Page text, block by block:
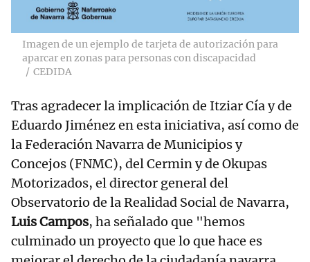
Imagen de un ejemplo de tarjeta de autorización para
aparcar en zonas para personas con discapacidad
CEDIDA
Tras agradecer la implicación de Itziar Cía y de
Eduardo Jiménez en esta iniciativa, así como de
la Federación Navarra de Municipios y
Concejos (FNMC), del Cermin y de Okupas
Motorizados, el director general del
Observatorio de la Realidad Social de Navarra,
Luis Campos, ha señalado que "hemos
culminado un proyecto que lo que hace es